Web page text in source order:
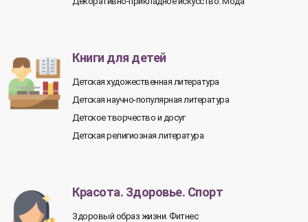
Книги для детей
Детская художественная литература
Детская научно-популярная литература
Детское творчество и досуг
Детская религиозная литература
Красота. Здоровье. Спорт
Здоровый образ жизни. Фитнес